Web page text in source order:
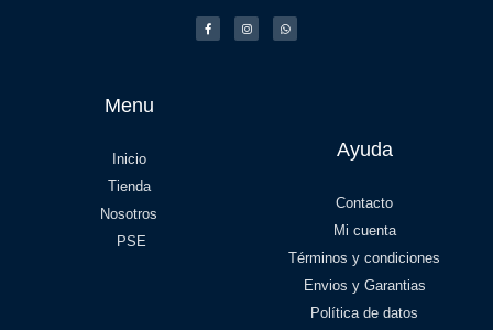
Menu
Inicio
Tienda
Nosotros
PSE
Ayuda
Contacto
Mi cuenta
Términos y condiciones
Envios y Garantias
Política de datos